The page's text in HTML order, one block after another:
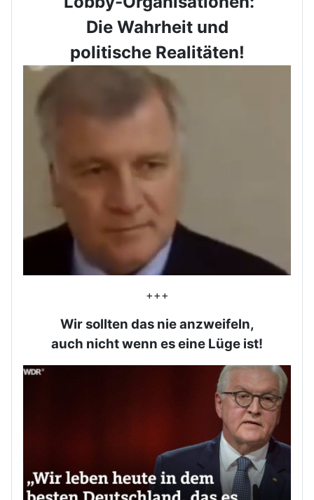
Die Wahrheit und
politische Realitäten!
+++
Wir sollten das nie anzweifeln,
auch nicht wenn es eine Lüge ist!